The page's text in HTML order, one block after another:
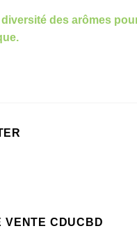
des arômes
VENTE CDUCBD